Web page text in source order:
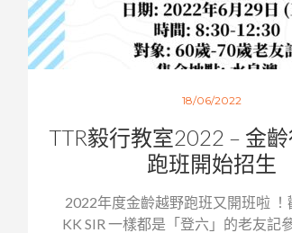
18/06/2022
TTR毅行教室2022 – 金
跑班開始招生
2022年度金齡越野跑班又開班啦 ！
KK SIR 一樣都是「登六」的老友記